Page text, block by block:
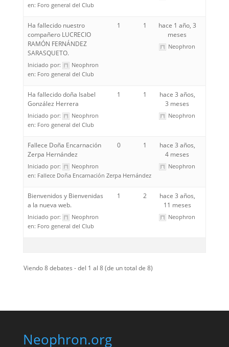
en: Foro general del Club
Ha fallecido nuestro
compañero LUCRECIO
RAMÓN FERNÁNDEZ
SARASQUETO.
Iniciado por:
Neophron
en: Foro general del Club
1 1
hace 1 año, 3
meses
Neophron
Ha fallecido doña Isabel
González Herrera
Iniciado por:
Neophron
en: Foro general del Club
1 1
hace 3 años,
3 meses
Neophron
Fallece Doña Encarnación
Zerpa Hernández
Iniciado por:
Neophron
en: Fallece Doña Encarnación Zerpa Hernández
0 1
hace 3 años,
4 meses
Neophron
Bienvenidos y Bienvenidas
a la nueva web.
Iniciado por:
Neophron
en: Foro general del Club
1 2
hace 3 años,
11 meses
Neophron
Viendo 8 debates - del 1 al 8 (de un total de 8)
Neophron.org